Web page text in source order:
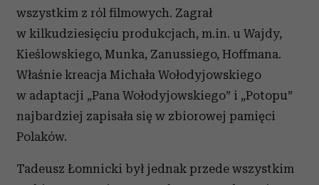
wszystkim z ról filmowych. Zagrał
w kilkudziesięciu produkcjach, m.in. u Wajdy,
Kieślowskiego, Munka, Zanussiego, Hoffmana.
Właśnie kreacja Michała Wołodyjowskiego
w adaptacji „Pana Wołodyjowskiego” i „Potopu”
najbardziej zapisała się w zbiorowej pamięci
Polaków.
Tadeusz Łomnicki był jednak przede wszystkim